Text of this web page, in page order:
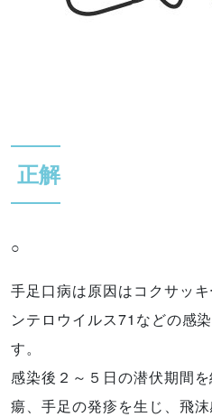
正解
○
手足口病は原因はコクサッ
ンテロウイルス71などの感
す。
感染後２～５日の潜伏期間
瘍、手足の発疹を生じ、飛